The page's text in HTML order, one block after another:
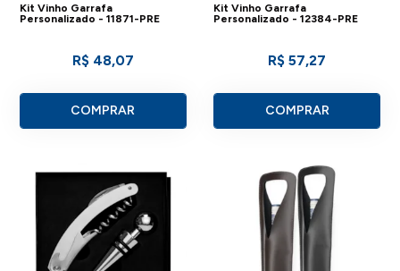
Kit Vinho Garrafa
Personalizado - 11871-PRE
R$ 48,07
COMPRAR
Kit Vinho Garrafa
Personalizado - 12384-PRE
R$ 57,27
COMPRAR